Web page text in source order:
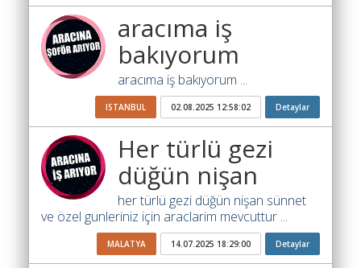
Ajandam
Hakkımızda
İletişim
aracıma iş
bakıyorum
aracıma iş bakıyorum ...
ISTANBUL 02.08.2025 12:58:02 Detaylar
Her türlü gezi
düğün nişan
her türlü gezi düğün nişan sünnet
ve özel gunleriniz için araclarim mevcuttur ...
MALATYA 14.07.2025 18:29:00 Detaylar